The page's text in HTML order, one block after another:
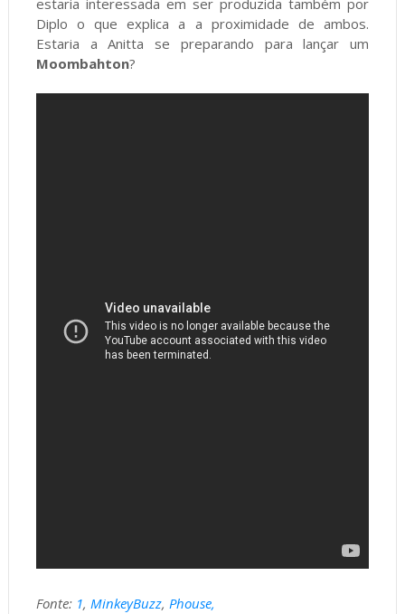
Diplo o que explica a a proximidade de ambos.
Estaria a Anitta se preparando para lançar um
Moombahton?
Fonte: 1, MinkeyBuzz, Phouse,